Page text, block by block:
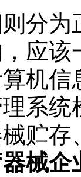
分
应该
机信
系统
贮存
械企